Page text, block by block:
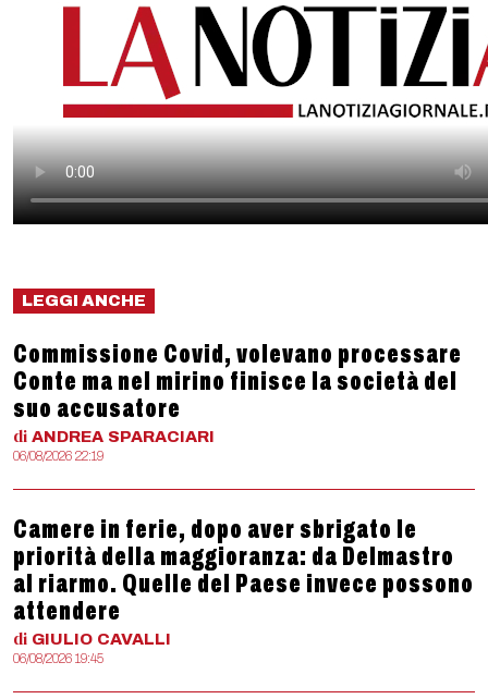
LEGGI ANCHE
Commissione Covid, volevano processare
Conte ma nel mirino finisce la società del
suo accusatore
di ANDREA SPARACIARI
06/08/2026 22:19
Camere in ferie, dopo aver sbrigato le
priorità della maggioranza: da Delmastro
al riarmo. Quelle del Paese invece possono
attendere
di GIULIO CAVALLI
06/08/2026 19:45